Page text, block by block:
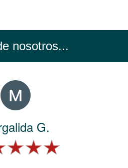
nosotros...
G.